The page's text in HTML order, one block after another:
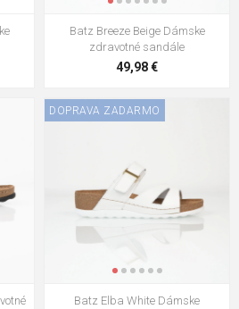
Black Dámske
Dámske zdravotné
White Dámske
šľapky
56,66 €
Batz Breeze Beige Dámske
zdravotné sandále
49,98 €
DOPRAVA ZADARMO
Batz Elba White Dámske